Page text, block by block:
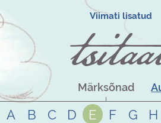
Viimati lisatud
Märksõnad
A B C D E F G H